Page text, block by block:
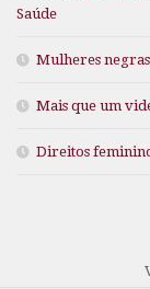
Saúde
Mulheres
Mais que um
Direitos